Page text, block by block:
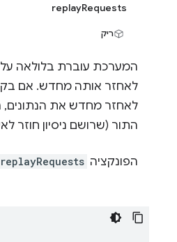
replayRequests
ריק
המערכת עוברת בלולאה
לאחזר אותה מחדש. אם
לאחזר מחדש את הנתונים,
התור (שרושם ניסיון חוזר
הפונקציה replayRequests